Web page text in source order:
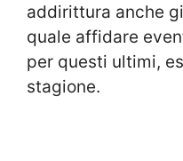
addirittura anche
quale affidare
per questi ultimi,
stagione.